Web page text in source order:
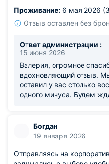
Проживание: 6 мая 2026
Отзыв оставлен без
Ответ администрации :
15 июня 2026
Валерия, огромное
вдохновляющий отзыв.
оставил у вас столько
одного минуса. Будем
Богдан
19 января 2026
Отправляясь на